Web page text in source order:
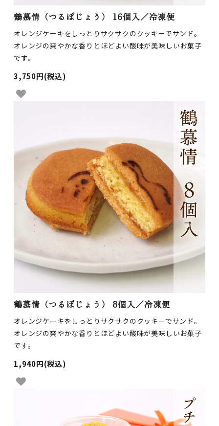
鶴慕情（つるぼじょう） 16個入／冷凍便
オレンジケーキをしっとりサクサクのクッキーでサンド。
オレンジの爽やかな香りとほどよい酸味が美味しいお菓子
です。
3,750円(税込)
鶴慕情（つるぼじょう） 8個入／冷凍便
オレンジケーキをしっとりサクサクのクッキーでサンド。
オレンジの爽やかな香りとほどよい酸味が美味しいお菓子
です。
1,940円(税込)